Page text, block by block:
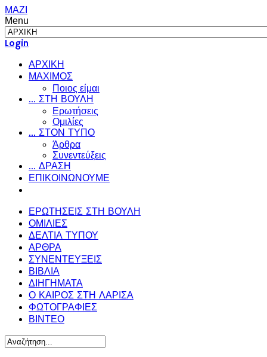
ΜΑΖΙ
Menu
Login
ΑΡΧΙΚΗ
ΜΑΧΙΜΟΣ
Ποιος είμαι
... ΣΤΗ ΒΟΥΛΗ
Ερωτήσεις
Ομιλίες
... ΣΤΟΝ ΤΥΠΟ
Άρθρα
Συνεντεύξεις
... ΔΡΑΣΗ
ΕΠΙΚΟΙΝΩΝΟΥΜΕ
ΕΡΩΤΗΣΕΙΣ ΣΤΗ ΒΟΥΛΗ
ΟΜΙΛΙΕΣ
ΔΕΛΤΙΑ ΤΥΠΟΥ
ΑΡΘΡΑ
ΣΥΝΕΝΤΕΥΞΕΙΣ
ΒΙΒΛΙΑ
ΔΙΗΓΗΜΑΤΑ
Ο ΚΑΙΡΟΣ ΣΤΗ ΛΑΡΙΣΑ
ΦΩΤΟΓΡΑΦΙΕΣ
ΒΙΝΤΕΟ